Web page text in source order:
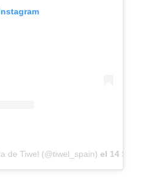
de Tiwel (@tiwel_spain) el 14